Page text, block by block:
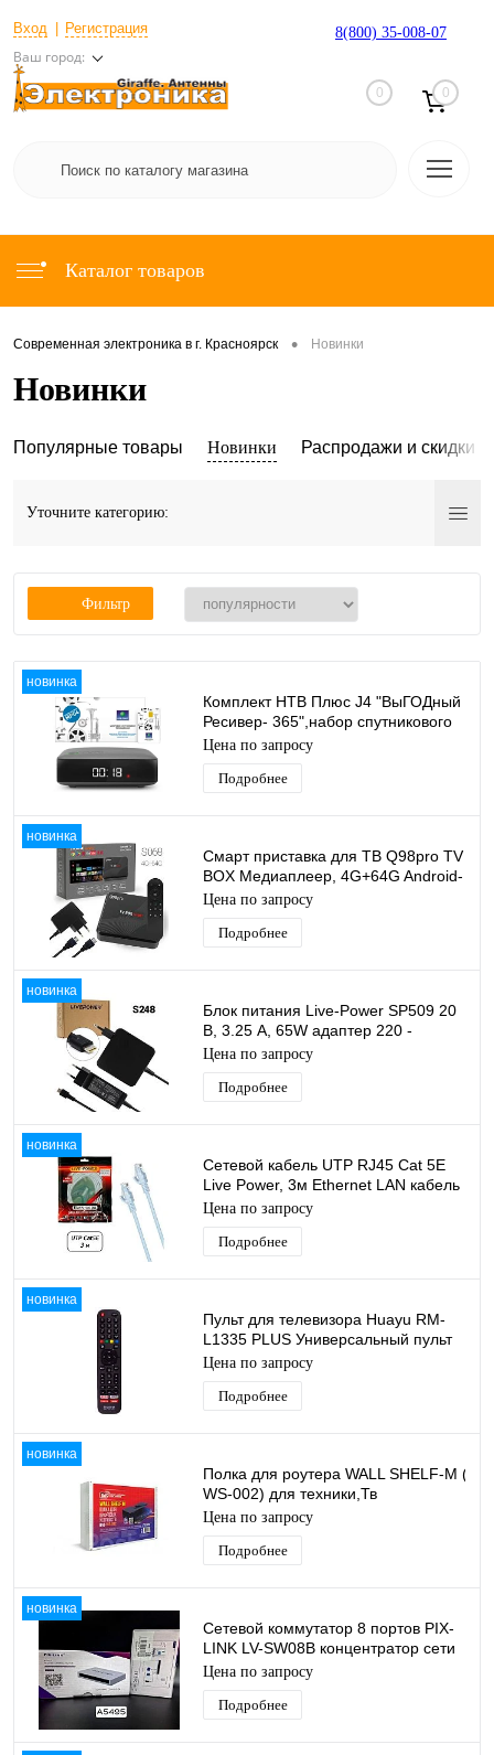
Вход Регистрация
Ваш город:
8(800) 35-008-07
0 0
Каталог товаров
Современная электроника в г. Красноярск • Новинки
Новинки
Популярные товары Новинки Распродажи и скидки
Уточните категорию:
Фильтр
новинка
Комплект НТВ Плюс J4 "ВыГОДный
Ресивер- 365",набор спутникового
тв для просмотра каналов 1 год
Цена по запросу
Подробнее
новинка
Смарт приставка для ТВ Q98pro TV
BOX Медиаплеер, 4G+64G Android-
приставка цифровая для
телевизора
Цена по запросу
Подробнее
новинка
Блок питания Live-Power SP509 20
В, 3.25 A, 65W адаптер 220 -
20V/3.25A, шнур 1,8 м, штекер
Type-C
Цена по запросу
Подробнее
новинка
Сетевой кабель UTP RJ45 Cat 5E
Live Power, 3м Ethernet LAN кабель
патчкорд 8-жильный шнур RJ45-
RJ45
Цена по запросу
Подробнее
новинка
Пульт для телевизора Huayu RM-
L1335 PLUS Универсальный пульт
ду для тв Hisense
Цена по запросу
Подробнее
новинка
Полка для роутера WALL SHELF-M
WS-002) для техники,Тв
Цена по запросу
Подробнее
новинка
Сетевой коммутатор 8 портов PIX-
LINK LV-SW08B концентратор сети
Гигабитный, скорость свыше 1000
Mbps
Цена по запросу
Подробнее